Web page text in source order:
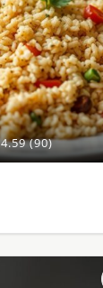
4.59 (90)